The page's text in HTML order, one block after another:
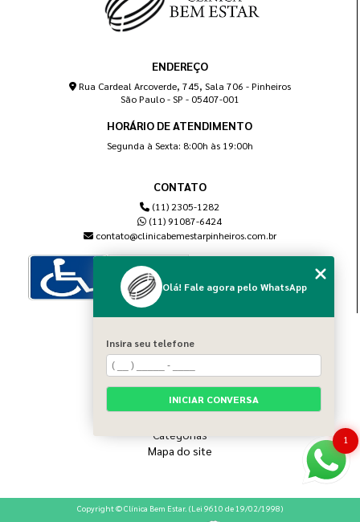
ENDEREÇO
Rua Cardeal Arcoverde, 745, Sala 706 - Pinheiros
São Paulo - SP - 05407-001
HORÁRIO DE ATENDIMENTO
Segunda à Sexta: 8:00h às 19:00h
CONTATO
(11) 2305-1282
(11) 91087-6424
contato@clinicabemestarpinheiros.com.br
Home
Sobre nós
Blog
Serviços
Categorias
Mapa do site
Copyright © Clínica Bem Estar. (Lei 9610 de 19/02/1998)
1
Olá! Fale agora pelo WhatsApp
Insira seu telefone
INICIAR CONVERSA